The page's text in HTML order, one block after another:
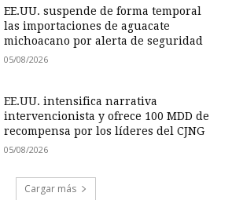
EE.UU. suspende de forma temporal
las importaciones de aguacate
michoacano por alerta de seguridad
05/08/2026
EE.UU. intensifica narrativa
intervencionista y ofrece 100 MDD de
recompensa por los líderes del CJNG
05/08/2026
Cargar más